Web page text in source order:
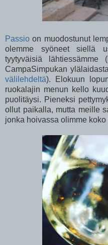
Passio on muodostunut
olemme syöneet siellä
tyytyväisiä lähtiessämme
CampaSimpukan
välilehdeltä). Elokuun
ruokalajin menun kello
puolitäysi. Pieneksi
ollut paikalla, mutta meille
jonka hoivassa olimme koko